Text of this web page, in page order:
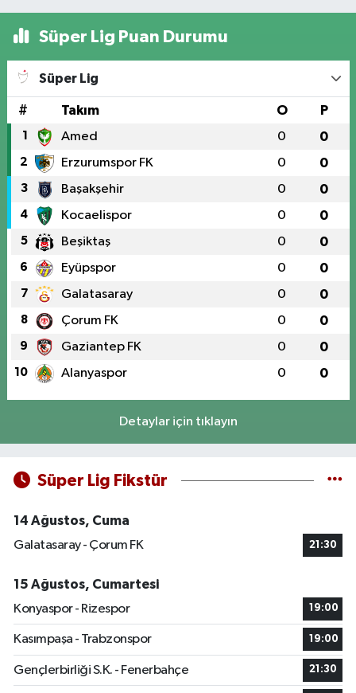
Süper Lig Puan Durumu
Süper Lig
# Takım O P
1 Amed 0 0
2 Erzurumspor FK 0 0
3 Başakşehir 0 0
4 Kocaelispor 0 0
5 Beşiktaş 0 0
6 Eyüpspor 0 0
7 Galatasaray 0 0
8 Çorum FK 0 0
9 Gaziantep FK 0 0
10 Alanyaspor 0 0
Detaylar için tıklayın
Süper Lig Fikstür
14 Ağustos, Cuma
Galatasaray - Çorum FK
21:30
15 Ağustos, Cumartesi
Konyaspor - Rizespor
19:00
Kasımpaşa - Trabzonspor 19:00
Gençlerbirliği S.K. - Fenerbahçe 21:30